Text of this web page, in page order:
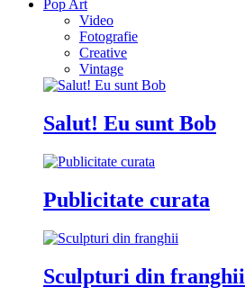
Pop Art
Video
Fotografie
Creative
Vintage
Salut! Eu sunt Bob
Publicitate curata
Sculpturi din franghii